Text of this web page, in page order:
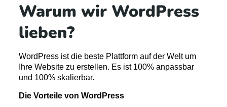
Warum wir WordPress
lieben?
WordPress ist die beste Plattform auf der Welt um
Ihre Website zu erstellen. Es ist 100% anpassbar
und 100% skalierbar.
Die Vorteile von WordPress